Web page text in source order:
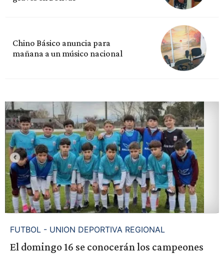
Chino Básico anuncia para
mañana a un músico nacional
FUTBOL - UNION DEPORTIVA REGIONAL
El domingo 16 se conocerán los campeones